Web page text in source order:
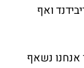
דיבידנד ואף
אנחנו נשאף